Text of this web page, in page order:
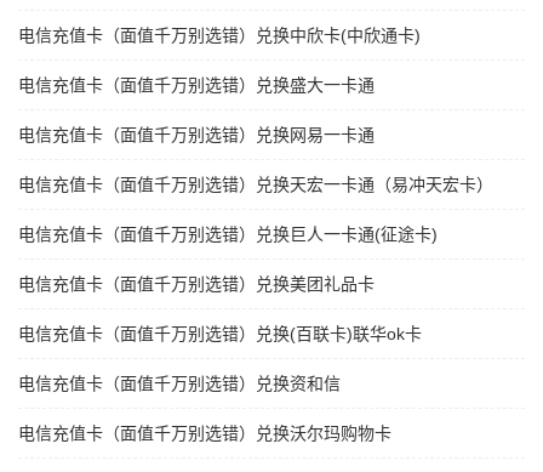
电信充值卡（面值千万别选错）兑换中欣卡(中欣通卡)
电信充值卡（面值千万别选错）兑换盛大一卡通
电信充值卡（面值千万别选错）兑换网易一卡通
电信充值卡（面值千万别选错）兑换天宏一卡通（易冲天宏卡）
电信充值卡（面值千万别选错）兑换巨人一卡通(征途卡)
电信充值卡（面值千万别选错）兑换美团礼品卡
电信充值卡（面值千万别选错）兑换(百联卡)联华ok卡
电信充值卡（面值千万别选错）兑换资和信
电信充值卡（面值千万别选错）兑换沃尔玛购物卡